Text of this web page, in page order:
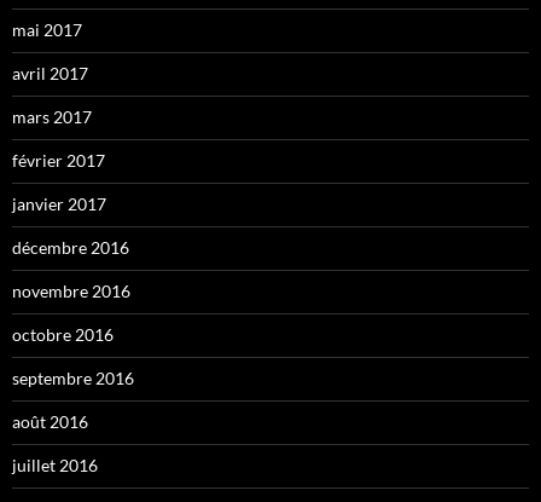
mai 2017
avril 2017
mars 2017
février 2017
janvier 2017
décembre 2016
novembre 2016
octobre 2016
septembre 2016
août 2016
juillet 2016